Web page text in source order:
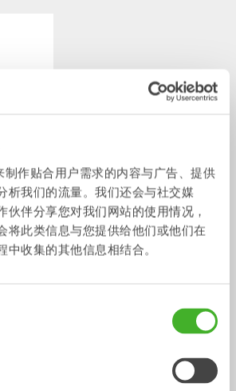
作贴合用户需求的内容与广告、提供
析我们的流量。我们还会与社交媒
伙伴分享您对我们网站的使用情况，
将此类信息与您提供给他们或他们在
中收集的其他信息相结合。
0-75吨